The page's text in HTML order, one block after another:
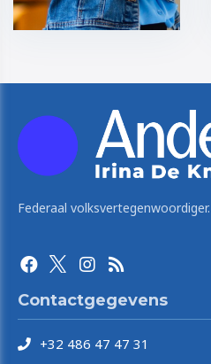
Federaal volksvertegenwoordiger.
Contactgegevens
+32 486 47 47 31